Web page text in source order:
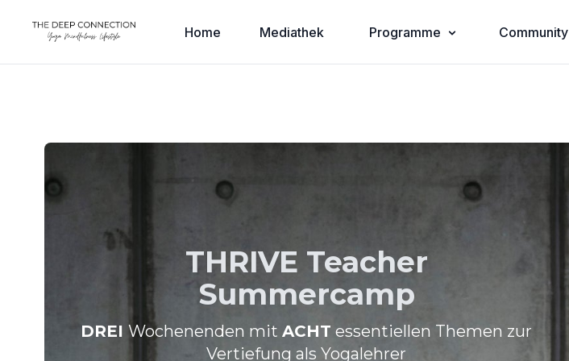
Home Mediathek Programme Community
THRIVE Teacher
Summercamp
DREI Wochenenden mitACHT essentiellen Themen zur
Vertiefung als Yogalehrer